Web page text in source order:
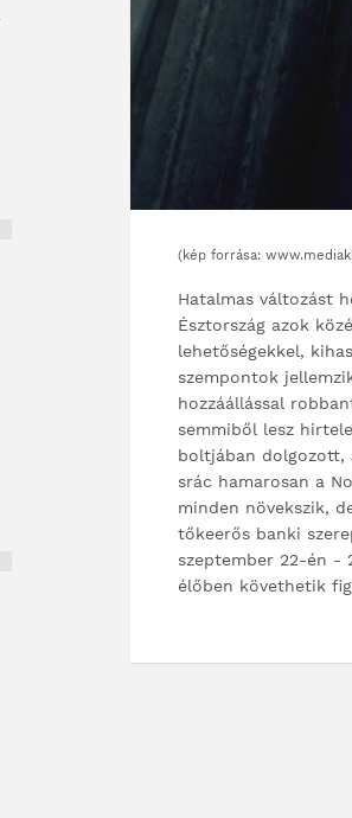
(kép forrása:
Hatalmas változást
Észtország azok
lehetőségekkel,
szempontok
hozzáállással
semmiből lesz
boltjában dolgozott,
srác hamarosan a
minden növekszik,
tőkeerős banki
szeptember 22-én -
élőben követhetik